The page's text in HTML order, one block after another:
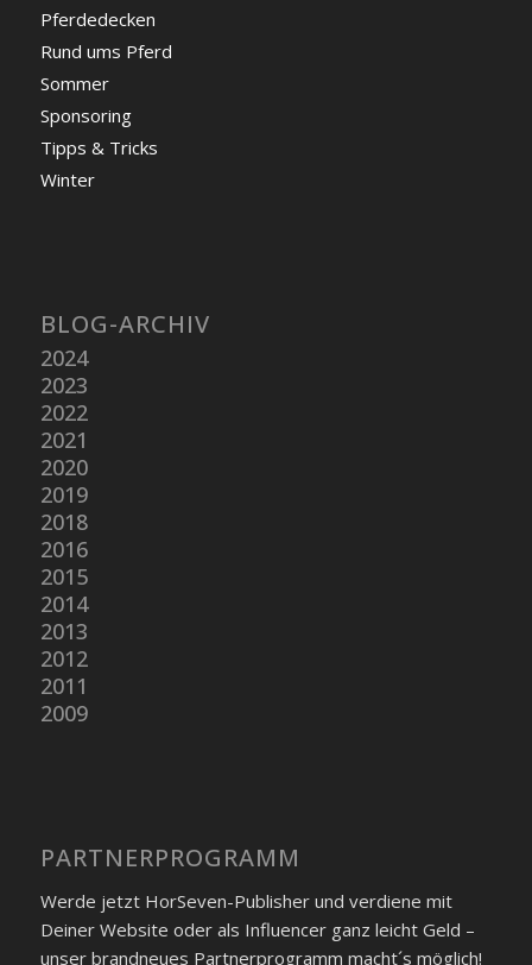
Pferdedecken
Rund ums Pferd
Sommer
Sponsoring
Tipps & Tricks
Winter
BLOG-ARCHIV
2024
2023
2022
2021
2020
2019
2018
2016
2015
2014
2013
2012
2011
2009
PARTNER­PROGRAMM
Werde jetzt HorSeven-Publisher und verdiene mit
Deiner Website oder als Influencer ganz leicht Geld –
unser brandneues Partner­programm macht´s möglich!